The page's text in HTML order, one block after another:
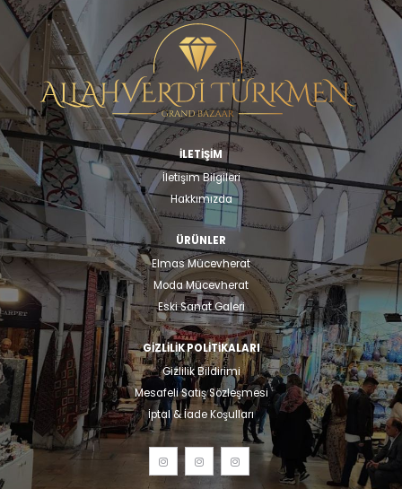
İLETİŞİM
İletişim Bilgileri
Hakkımızda
ÜRÜNLER
Elmas Mücevherat
Moda Mücevherat
Eski Sanat Galeri
GIZLILIK POLITIKALARI
Gizlilik Bildirimi
Mesafeli Satış Sözleşmesi
İptal & İade Koşulları